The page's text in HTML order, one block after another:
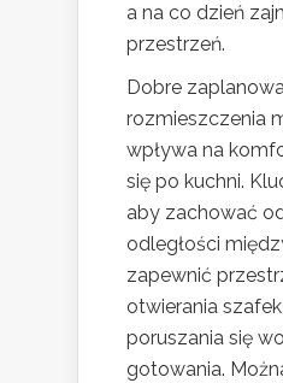
a na co dzień
przestrzeń.
Dobre
rozmieszczenia
wpływa na
się po kuchni.
aby zachować
odległości
zapewnić
otwierania
poruszania się
gotowania.